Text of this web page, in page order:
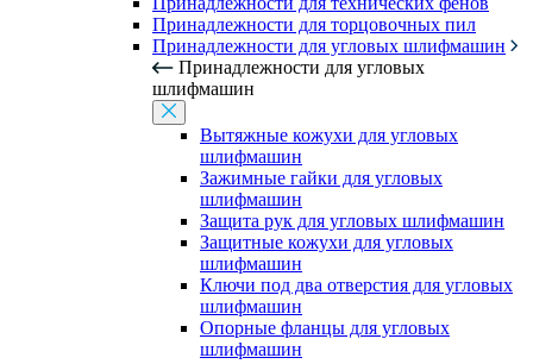
Принадлежности для торцовочных пил
Принадлежности для угловых шлифмашин
Принадлежности для угловых
шлифмашин
Вытяжные кожухи для угловых
шлифмашин
Зажимные гайки для угловых
шлифмашин
Защита рук для угловых шлифмашин
Защитные кожухи для угловых
шлифмашин
Ключи под два отверстия для угловых
шлифмашин
Опорные фланцы для угловых
шлифмашин